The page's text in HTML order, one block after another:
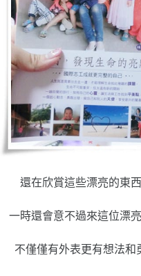
還在欣賞這些漂亮的東
一時還會意不過來這位漂
不僅僅有外表更有想法和